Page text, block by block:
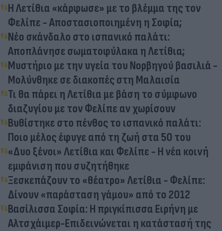
Η Λετίθια «κάρφωσε» με το βλέμμα της τον
Φελίπε - Αποστασιοποιημένη η Σοφία;
Νέο σκάνδαλο στο ισπανικό παλάτι:
Αποπλάνησε σωματοφύλακα η Λετίθια;
Μυστήριο με την υγεία του Νορβηγού βασιλιά -
Μολύνθηκε σε διακοπές στη Μαλαισία
Τι θα πάρει η Λετίθια με βάση το σύμφωνο
διαζυγίου με τον Φελίπε αν χωρίσουν
Βυθίστηκε στο πένθος το ισπανικό παλάτι:
Ποιο μέλος έφυγε από τη ζωή στα 50 του
«Δυο ξένοι» Λετίθια και Φελίπε - Η νέα κοινή
εμφάνιση που συζητήθηκε
Ξεσκεπάζουν το «θέατρο» Λετίθια - Φελίπε:
Δίνουν «παράσταση γάμου» από το 2012
Βασίλισσα Σοφία: Η πριγκίπισσα Ειρήνη με
Αλτσχάιμερ-Επιδεινώνεται η κατάστασή της